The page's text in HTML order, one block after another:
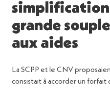
simplification
grande
aux aides
La SCPP et le CNV
consistait à accorder un forfait